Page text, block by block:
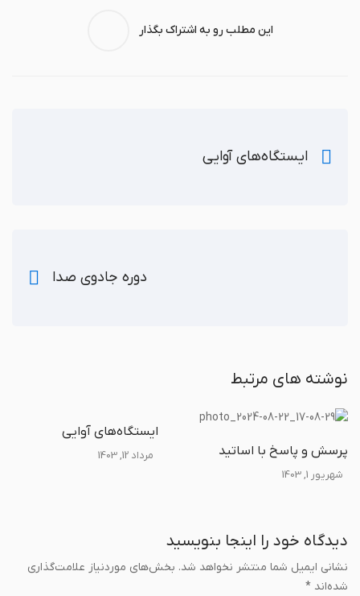
این مطلب رو به اشتراک بگذار
ایستگاه‌های آوایی
دوره جادوی صدا
نوشته های مرتبط
پرسش و پاسخ با اساتید
شهریور 1, 1403
ایستگاه‌های آوایی
مرداد 12, 1403
دیدگاه خود را اینجا بنویسید
نشانی ایمیل شما منتشر نخواهد شد. بخش‌های موردنیاز علامت‌گذاری
شده‌اند *